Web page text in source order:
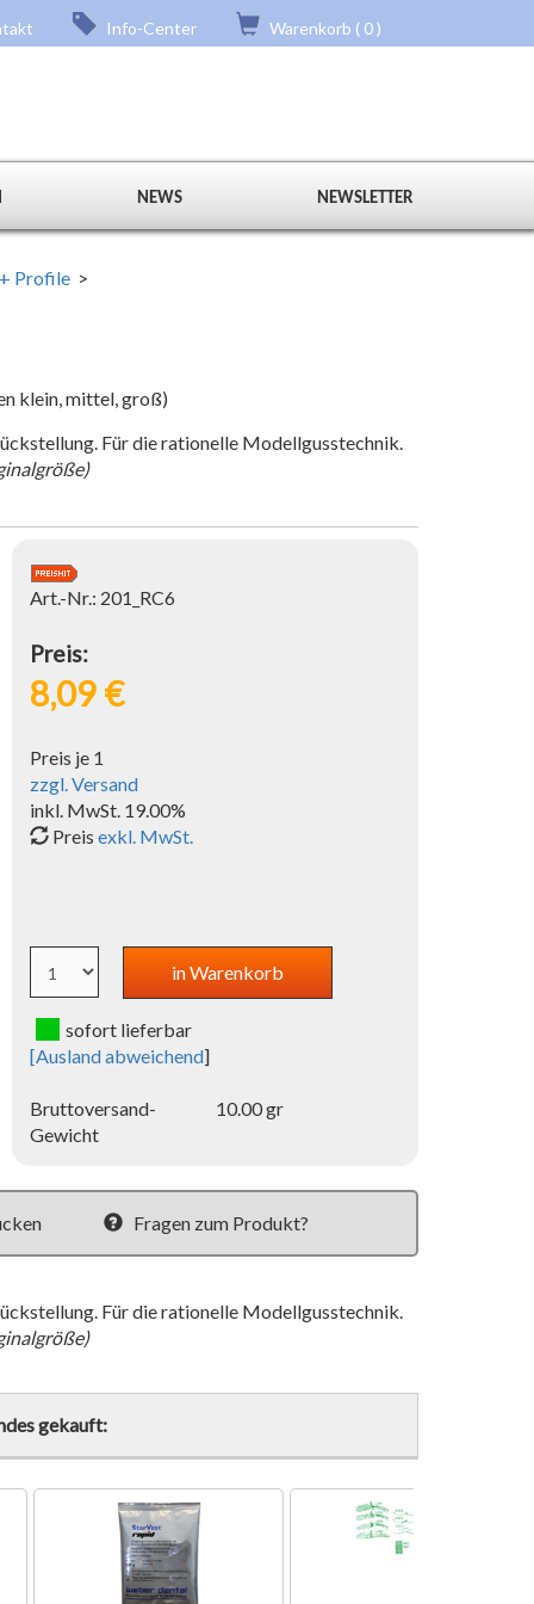
Info-Center Warenkorb ( 0 )
NEWS NEWSLETTER
Profile >
klein, mittel, groß)
Für die rationelle Modellgusstechnik.
Art.-Nr.: 201_RC6
Preis:
8,09 €
Preis je 1
zzgl. Versand
inkl. MwSt. 19.00%
Preisexkl. MwSt.
sofort lieferbar
[Ausland abweichend]
Bruttoversand-
Gewicht
10.00 gr
Fragen zum Produkt?
Für die rationelle Modellgusstechnik.
gekauft: